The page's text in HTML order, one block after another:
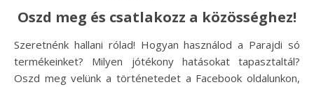
Oszd meg és csatlakozz a közösséghez!
Szeretnénk hallani rólad! Hogyan használod a Parajdi só
termékeinket? Milyen jótékony hatásokat tapasztaltál?
Oszd meg velünk a történetedet a Facebook oldalunkon,